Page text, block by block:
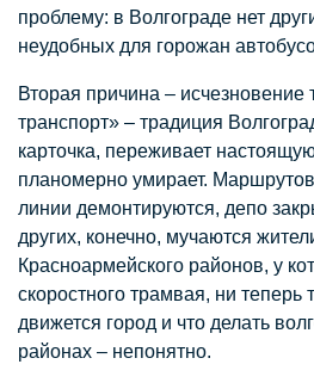
проблему: в Волгограде нет
неудобных для горожан
Вторая причина – исчезновение
транспорт» – традиция
карточка, переживает
планомерно умирает.
линии демонтируются, депо
других, конечно, мучаются
Красноармейского районов, у
скоростного трамвая, ни теперь
движется город и что делать
районах – непонятно.